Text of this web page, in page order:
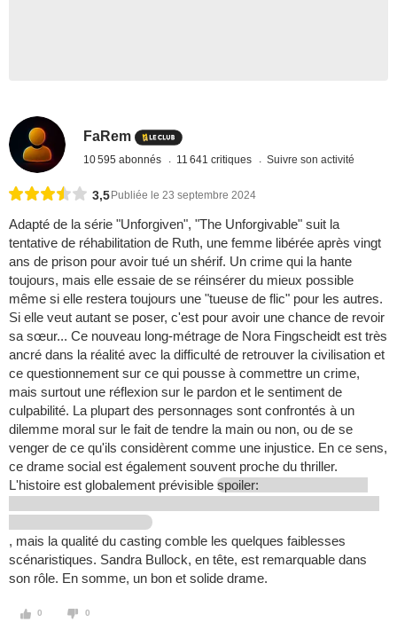
FaRem
10 595 abonnés 11 641 critiques Suivre son activité
3,5 Publiée le 23 septembre 2024
Adapté de la série "Unforgiven", "The Unforgivable" suit la
tentative de réhabilitation de Ruth, une femme libérée après vingt
ans de prison pour avoir tué un shérif. Un crime qui la hante
toujours, mais elle essaie de se réinsérer du mieux possible
même si elle restera toujours une "tueuse de flic" pour les autres.
Si elle veut autant se poser, c'est pour avoir une chance de revoir
sa sœur... Ce nouveau long-métrage de Nora Fingscheidt est très
ancré dans la réalité avec la difficulté de retrouver la civilisation et
ce questionnement sur ce qui pousse à commettre un crime,
mais surtout une réflexion sur le pardon et le sentiment de
culpabilité. La plupart des personnages sont confrontés à un
dilemme moral sur le fait de tendre la main ou non, ou de se
venger de ce qu'ils considèrent comme une injustice. En ce sens,
ce drame social est également souvent proche du thriller.
L'histoire est globalement prévisible spoiler:
, mais la qualité du casting comble les quelques faiblesses
scénaristiques. Sandra Bullock, en tête, est remarquable dans
son rôle. En somme, un bon et solide drame.
0 0